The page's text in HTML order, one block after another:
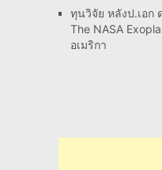
ทุนวิจัย หลังป.เอ
The NASA
อเมริกา